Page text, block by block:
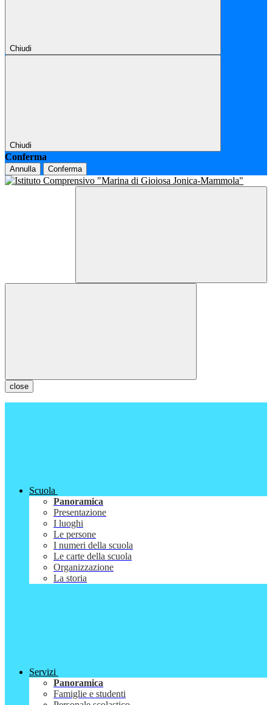
Chiudi
Chiudi
Conferma
Annulla Conferma
close
Scuola
Panoramica
Presentazione
I luoghi
Le persone
I numeri della scuola
Le carte della scuola
Organizzazione
La storia
Servizi
Panoramica
Famiglie e studenti